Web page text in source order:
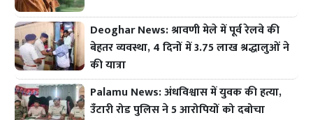
Deoghar News: श्रावणी मेले में पूर्व रेलवे की
बेहतर व्यवस्था, 4 दिनों में 3.75 लाख श्रद्धालुओं ने
की यात्रा
Palamu News: अंधविश्वास में युवक की हत्या,
उँटारी रोड पुलिस ने 5 आरोपियों को दबोचा